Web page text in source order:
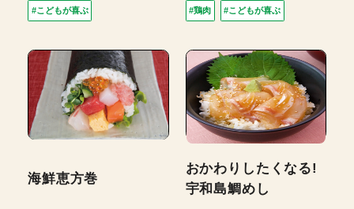
#こどもが喜ぶ #鶏肉 #こどもが喜ぶ
海鮮恵方巻
おかわりしたくなる!
宇和島鯛めし